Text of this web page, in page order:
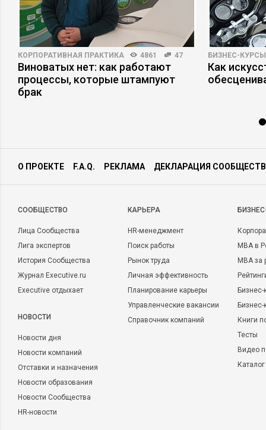
КОРПОРАТИВНАЯ ПРАКТИКА 4861 47
Виноватых нет: как работают
процессы, которые штампуют
брак
БИЗНЕС-КУРСЫ
Как
О ПРОЕКТЕ F.A.Q. РЕКЛАМА ДЕКЛАРАЦИЯ
CООБЩЕСТВО
Лица Сообщества
Лига экспертов
История Сообщества
Журнал Executive.ru
Executive отдыхает
НОВОСТИ
Новости дня
Новости компаний
Отставки и назначения
Новости образования
Новости Сообщества
HR-новости
КАРЬЕРА
HR-менеджмент
Поиск работы
Рынок труда
Личная эффективность
Планирование карьеры
Управленческие вакансии
Справочник компаний
MBA в
MBA
Бизнес-
Книги
Тесты
Видео